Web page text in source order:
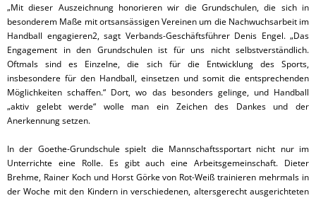
„Mit dieser Auszeichnung honorieren wir die Grundschulen, die sich in
besonderem Maße mit ortsansässigen Vereinen um die Nachwuchsarbeit im
Handball engagieren2, sagt Verbands-Geschäftsführer Denis Engel. „Das
Engagement in den Grundschulen ist für uns nicht selbstverständlich.
Oftmals sind es Einzelne, die sich für die Entwicklung des Sports,
insbesondere für den Handball, einsetzen und somit die entsprechenden
Möglichkeiten schaffen.“ Dort, wo das besonders gelinge, und Handball
„aktiv gelebt werde“ wolle man ein Zeichen des Dankes und der
Anerkennung setzen.
In der Goethe-Grundschule spielt die Mannschaftssportart nicht nur im
Unterrichte eine Rolle. Es gibt auch eine Arbeitsgemeinschaft. Dieter
Brehme, Rainer Koch und Horst Görke von Rot-Weiß trainieren mehrmals in
der Woche mit den Kindern in verschiedenen, altersgerecht ausgerichteten